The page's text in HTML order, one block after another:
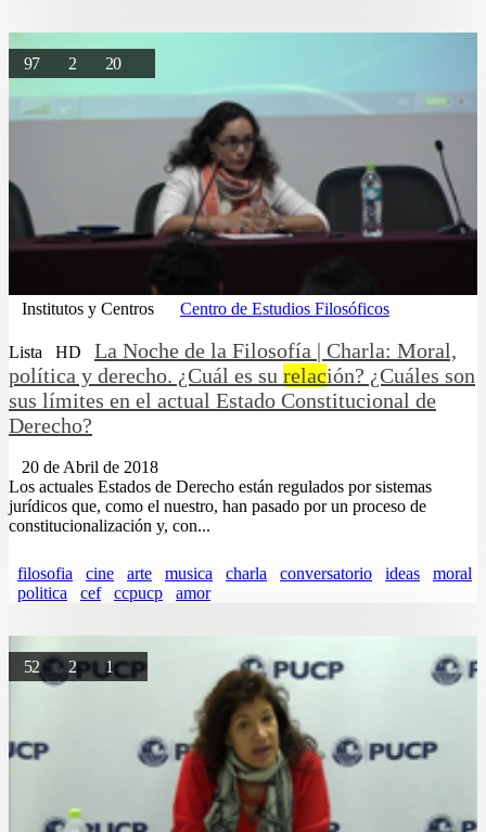
97 2 20
Institutos y Centros Centro de Estudios Filosóficos
Lista HD
La Noche de la Filosofía | Charla: Moral,
política y derecho. ¿Cuál es su relación? ¿Cuáles son
sus límites en el actual Estado Constitucional de
Derecho?
20 de Abril de 2018
Los actuales Estados de Derecho están regulados por sistemas
jurídicos que, como el nuestro, han pasado por un proceso de
constitucionalización y, con...
filosofia cine arte musica charla conversatorio ideas
moral
politica
cef ccpucp amor
52 21